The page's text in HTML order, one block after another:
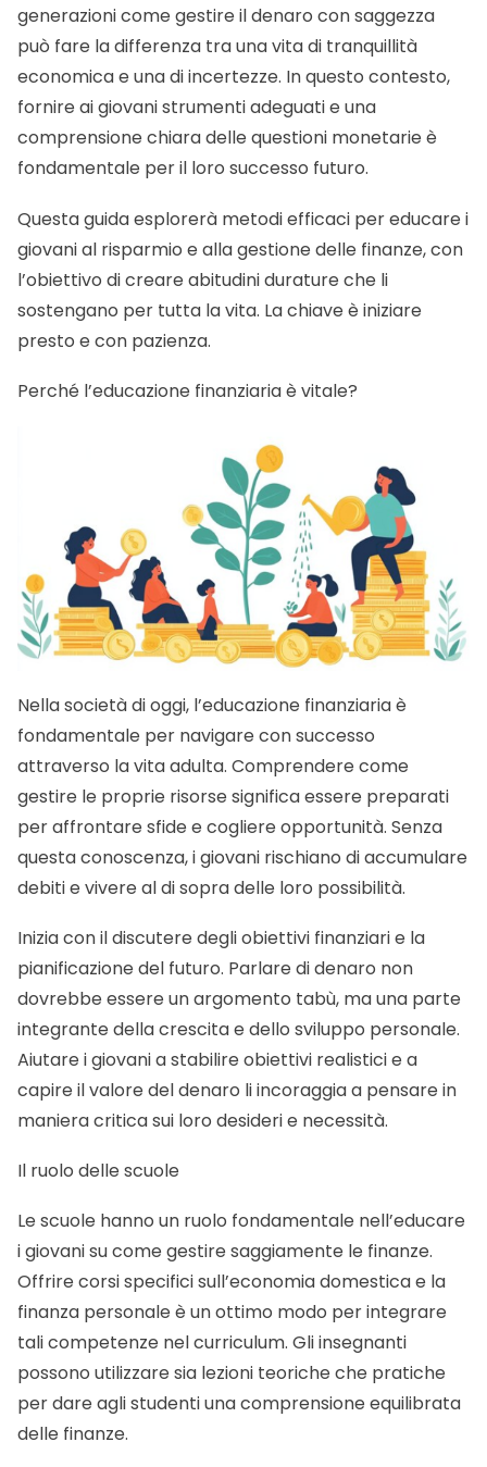
generazioni come gestire il denaro con saggezza
può fare la differenza tra una vita di tranquillità
economica e una di incertezze. In questo contesto,
fornire ai giovani strumenti adeguati e una
comprensione chiara delle questioni monetarie è
fondamentale per il loro successo futuro.
Questa guida esplorerà metodi efficaci per educare i
giovani al risparmio e alla gestione delle finanze, con
l’obiettivo di creare abitudini durature che li
sostengano per tutta la vita. La chiave è iniziare
presto e con pazienza.
Perché l’educazione finanziaria è vitale?
Nella società di oggi, l’educazione finanziaria è
fondamentale per navigare con successo
attraverso la vita adulta. Comprendere come
gestire le proprie risorse significa essere preparati
per affrontare sfide e cogliere opportunità. Senza
questa conoscenza, i giovani rischiano di accumulare
debiti e vivere al di sopra delle loro possibilità.
Inizia con il discutere degli obiettivi finanziari e la
pianificazione del futuro. Parlare di denaro non
dovrebbe essere un argomento tabù, ma una parte
integrante della crescita e dello sviluppo personale.
Aiutare i giovani a stabilire obiettivi realistici e a
capire il valore del denaro li incoraggia a pensare in
maniera critica sui loro desideri e necessità.
Il ruolo delle scuole
Le scuole hanno un ruolo fondamentale nell’educare
i giovani su come gestire saggiamente le finanze.
Offrire corsi specifici sull’economia domestica e la
finanza personale è un ottimo modo per integrare
tali competenze nel curriculum. Gli insegnanti
possono utilizzare sia lezioni teoriche che pratiche
per dare agli studenti una comprensione equilibrata
delle finanze.